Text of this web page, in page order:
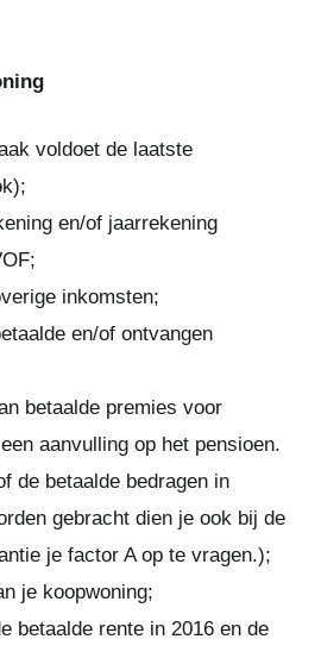
voldoet de laatste
en/of jaarrekening
inkomsten;
en/of ontvangen
betaalde premies voor
aanvulling op het pensioen.
de betaalde bedragen in
gebracht dien je ook bij de
je factor A op te vragen.);
je koopwoning;
betaalde rente in 2016 en de